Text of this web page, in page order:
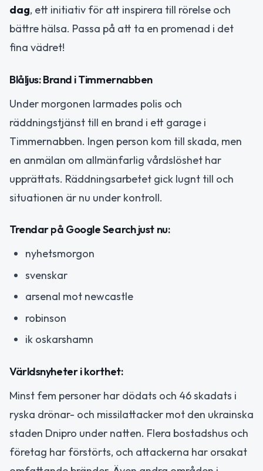
dag, ett initiativ för att inspirera till rörelse och
bättre hälsa. Passa på att ta en promenad i det
fina vädret!
Blåljus: Brand i Timmernabben
Under morgonen larmades polis och
räddningstjänst till en brand i ett garage i
Timmernabben. Ingen person kom till skada, men
en anmälan om allmänfarlig vårdslöshet har
upprättats. Räddningsarbetet gick lugnt till och
situationen är nu under kontroll.
Trendar på Google Search just nu:
nyhetsmorgon
svenskar
arsenal mot newcastle
robinson
ik oskarshamn
Världsnyheter i korthet:
Minst fem personer har dödats och 46 skadats i
ryska drönar- och missilattacker mot den ukrainska
staden Dnipro under natten. Flera bostadshus och
företag har förstörts, och attackerna har orsakat